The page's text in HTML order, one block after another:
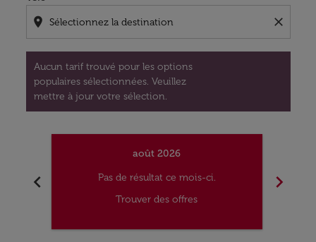
location_on close
Aucun tarif trouvé pour les options
populaires sélectionnées. Veuillez
mettre à jour votre sélection.
chevron_left
août 2026
Pas de résultat ce mois-ci.
Trouver des offres
chevron_right